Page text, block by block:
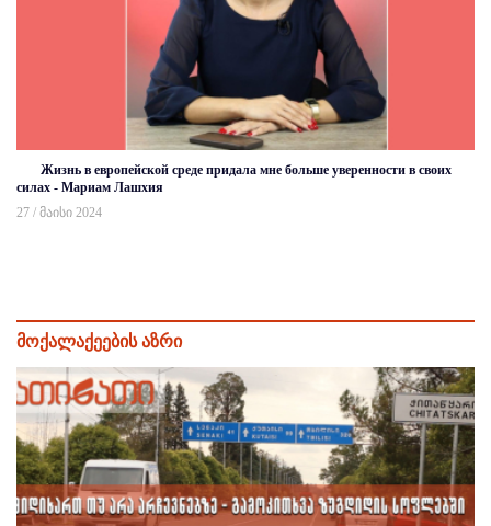
Жизнь в европейской среде придала мне больше уверенности в своих
силах - Мариам Лашхия
27 / მაისი 2024
მოქალაქეების აზრი